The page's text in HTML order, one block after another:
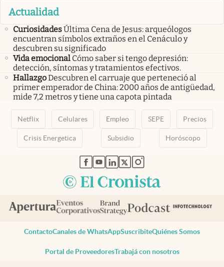
Actualidad
CuriosidadesÚltima Cena de Jesus: arqueólogos
encuentran símbolos extraños en el Cenáculo y
descubren su significado
Vida emocional Cómo saber si tengo depresión:
detección, síntomas y tratamientos efectivos.
HallazgoDescubren el carruaje que perteneció al
primer emperador de China: 2000 años de antigüedad,
mide 7,2 metros y tiene una capota pintada
Netflix Celulares Empleo SEPE Precios
Crisis Energetica Subsidio Horóscopo
abre en nueva pestaña
abre en nueva pestaña
abre en nueva pestaña
abre en nueva pestaña
abre en nueva pestaña
ContactoCanales de WhatsAppSuscribiteQuiénes Somos
Portal de ProveedoresTrabajá con nosotros